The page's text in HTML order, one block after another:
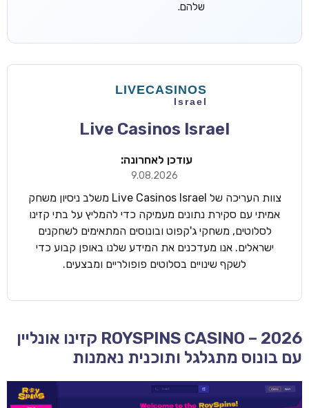
שלהם.
Live Casinos Israel
עודכן לאחרונה:
9.08.2026
צוות העריכה של Live Casinos Israel משלב ניסיון משחק
אמיתי עם סקירת נתונים מעמיקה כדי להמליץ על בתי קזינו
לסלוטים, משחקי ג'קפוט ובונוסים המתאימים לשחקנים
ישראלים. אנו מעדכנים את המידע שלנו באופן קבוע כדי
לשקף שינויים בסלוטים פופולריים ומבצעים.
ROYSPINS CASINO – 2026 קזינו אונליין
עם בונוס מתגלגל ותוכנית נאמנות